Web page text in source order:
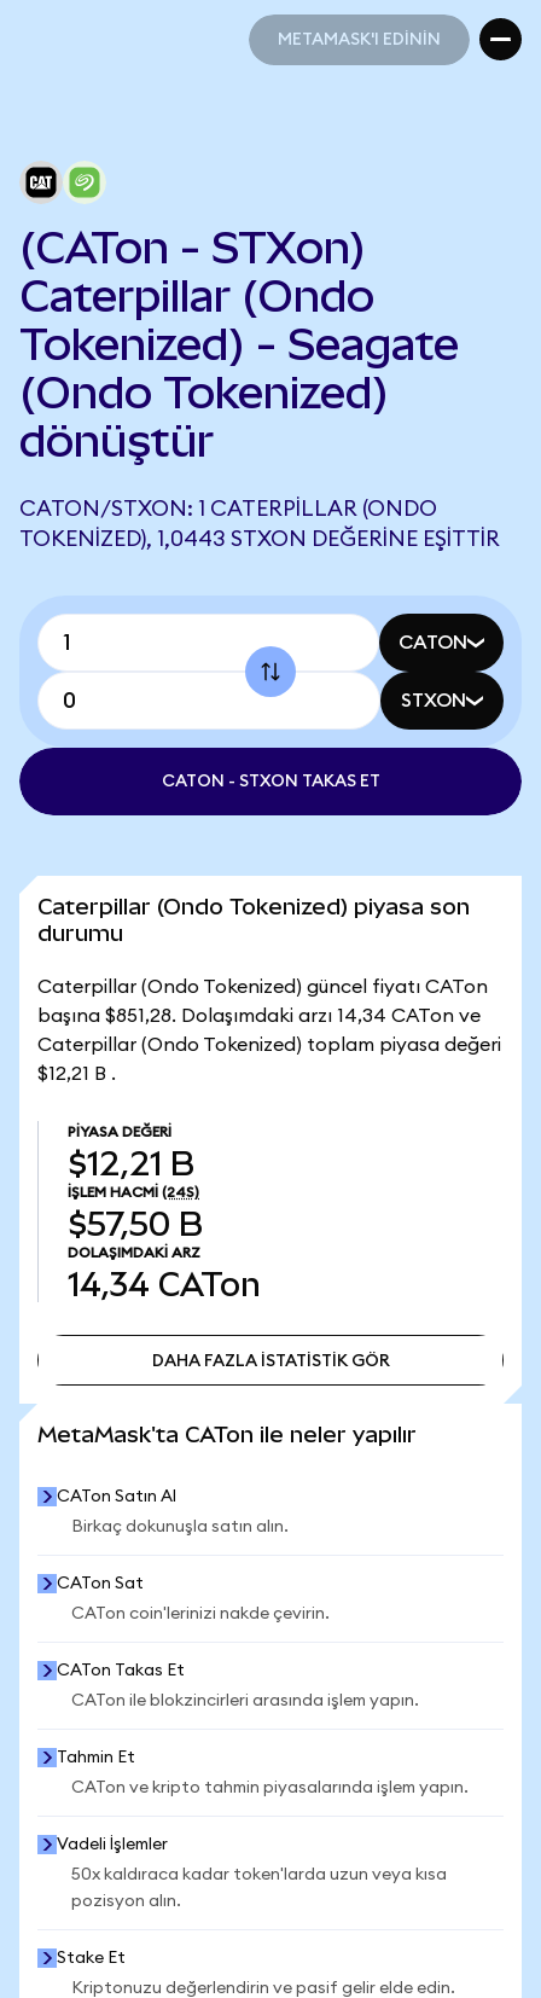
METAMASK'I EDİNİN
(CATon - STXon)
Caterpillar (Ondo
Tokenized) - Seagate
(Ondo Tokenized)
dönüştür
CATON/STXON: 1 CATERPILLAR (ONDO
TOKENIZED), 1,0443 STXON DEĞERINE EŞITTIR
CATON
STXON
CATON - STXON TAKAS ET
Caterpillar (Ondo Tokenized) piyasa son
durumu
Caterpillar (Ondo Tokenized) güncel fiyatı CATon
başına $851,28. Dolaşımdaki arzı 14,34 CATon ve
Caterpillar (Ondo Tokenized) toplam piyasa değeri
$12,21 B .
PIYASA DEĞERI
$12,21 B
İŞLEM HACMI (24S)
$57,50 B
DOLAŞIMDAKI ARZ
14,34 CATon
DAHA FAZLA İSTATİSTİK GÖR
MetaMask'ta CATon ile neler yapılır
CATon Satın Al
Birkaç dokunuşla satın alın.
CATon Sat
CATon coin'lerinizi nakde çevirin.
CATon Takas Et
CATon ile blokzincirleri arasında işlem yapın.
Tahmin Et
CATon ve kripto tahmin piyasalarında işlem yapın.
Vadeli İşlemler
50x kaldıraca kadar token'larda uzun veya kısa
pozisyon alın.
Stake Et
Kriptonuzu değerlendirin ve pasif gelir elde edin.